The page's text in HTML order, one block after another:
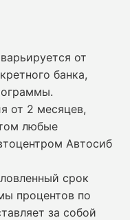
от
банка,
от 2 месяцев,
любые
Автосиб
срок
процентов по
за собой